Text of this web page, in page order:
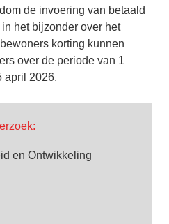
de invoering van betaald
het bijzonder over het
korting kunnen
over de periode van 1
april 2026.
en Ontwikkeling